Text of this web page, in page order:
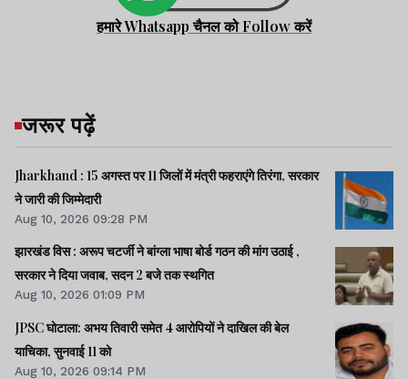
हमारे Whatsapp चैनल को Follow करें
जरूर पढ़ें
Jharkhand : 15 अगस्त पर 11 जिलों में मंत्री फहराएंगे तिरंगा, सरकार
ने जारी की जिम्मेदारी
Aug 10, 2026 09:28 PM
झारखंड विस : अरूप चटर्जी ने बांग्ला भाषा बोर्ड गठन की मांग उठाई ,
सरकार ने दिया जवाब, सदन 2 बजे तक स्थगित
Aug 10, 2026 01:09 PM
JPSC घोटाला: अभय तिवारी समेत 4 आरोपियों ने दाखिल की बेल
याचिका, सुनवाई 11 को
Aug 10, 2026 09:14 PM